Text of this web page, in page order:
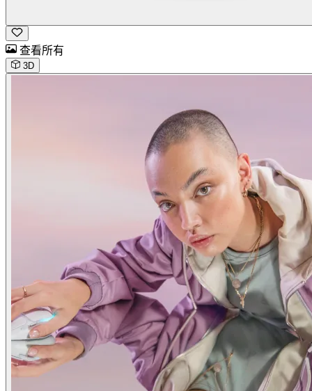
查看所有
3D